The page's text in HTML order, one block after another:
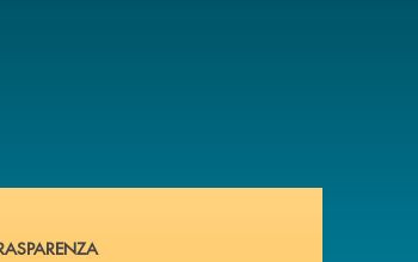
di alcuni documenti ? Vai alla pagina